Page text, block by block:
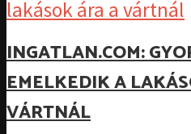
INGATLAN.COM:
EMELKEDIK A
VÁRTNÁL